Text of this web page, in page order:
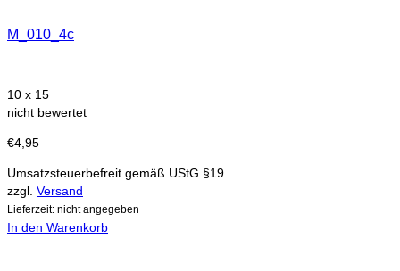
M_010_4c
10 x 15
nicht bewertet
€4,95
Umsatzsteuerbefreit gemäß UStG §19
zzgl. Versand
Lieferzeit: nicht angegeben
In den Warenkorb